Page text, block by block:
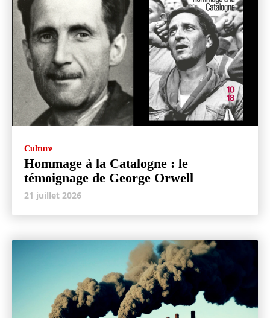
Culture
Hommage à la Catalogne : le
témoignage de George Orwell
21 juillet 2026